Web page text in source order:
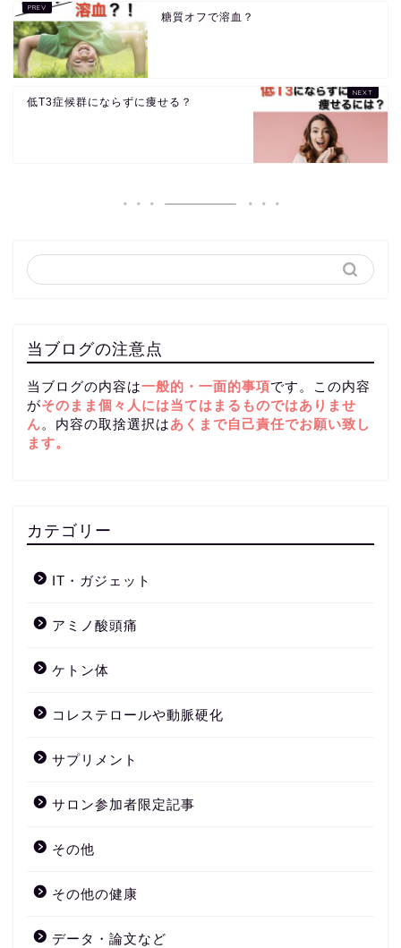
糖質オフで溶血？
低T3症候群にならずに痩せる？
当ブログの注意点
当ブログの内容は一般的・一面的事項です。この内容
がそのまま個々人には当てはまるものではありませ
ん。内容の取捨選択はあくまで自己責任でお願い致し
ます。
カテゴリー
IT・ガジェット
アミノ酸頭痛
ケトン体
コレステロールや動脈硬化
サプリメント
サロン参加者限定記事
その他
その他の健康
データ・論文など